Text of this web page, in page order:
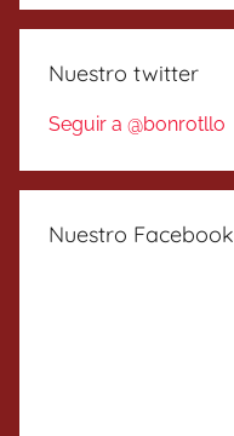
Nuestro twitter
Seguir a @bonrotllo
Nuestro Facebook